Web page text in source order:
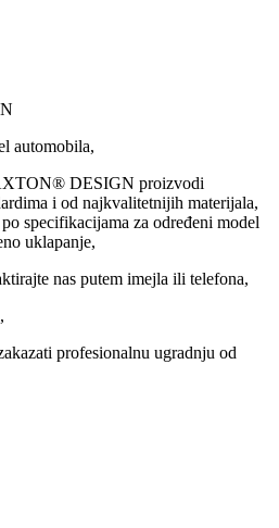
automobila,
DESIGN proizvodi
i od najkvalitetnijih materijala,
specifikacijama za određeni model
uklapanje,
nas putem imejla ili telefona,
profesionalnu ugradnju od